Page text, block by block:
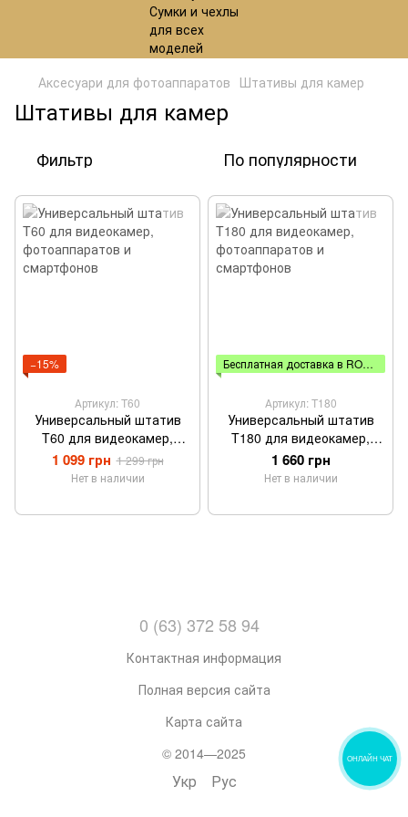
Аксесуари для фотоаппаратов Штативы для камер
Штативы для камер
Фильтр По популярности
−15%
Артикул: T60
Универсальный штатив
T60 для видеокамер,
фотоаппаратов и
смартфонов
1 099 грн 1 299 грн
Нет в наличии
Бесплатная доставка в ROZETKA
Артикул: T180
Универсальный штатив
T180 для видеокамер,
фотоаппаратов и
смартфонов
1 660 грн
Нет в наличии
0 (63) 372 58 94
Контактная информация
Полная версия сайта
Карта сайта
© 2014—2025
Укр Рус
ОНЛАЙН ЧАТ